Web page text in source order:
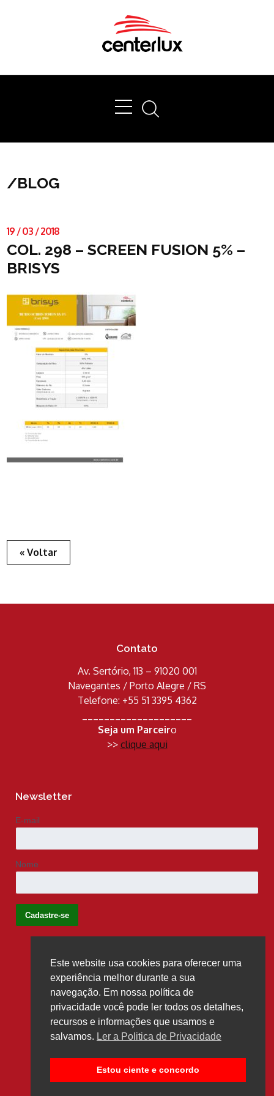
/BLOG
19 /03 /2018
COL. 298 – SCREEN FUSION 5% –
BRISYS
« Voltar
Contato
Av. Sertório, 113 – 91020 001
Navegantes / Porto Alegre / RS
Telefone: +55 51 3395 4362
Seja um Parceiro
>> clique aqui
Newsletter
E-mail
Nome
Siga-nos
Este website usa cookies para oferecer uma
experiência melhor durante a sua
navegação. Em nossa política de
privacidade você pode ler todos os detalhes,
recursos e informações que usamos e
salvamos. Ler a Politica de Privacidade
Estou ciente e concordo